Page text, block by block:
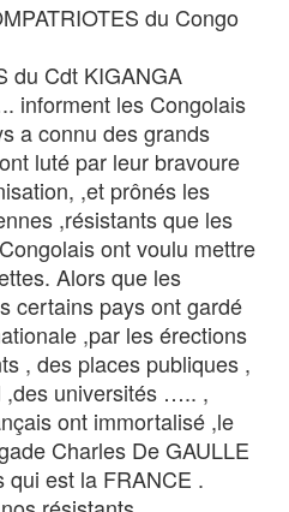
du Congo
du Cdt KIGANGA
informent les Congolais
a connu des grands
luté par leur bravoure
,et prônés les
,résistants que les
ont voulu mettre
Alors que les
certains pays ont gardé
,par les érections
, des places publiques ,
,des universités ….. ,
ont immortalisé ,le
Charles De GAULLE
qui est la FRANCE .